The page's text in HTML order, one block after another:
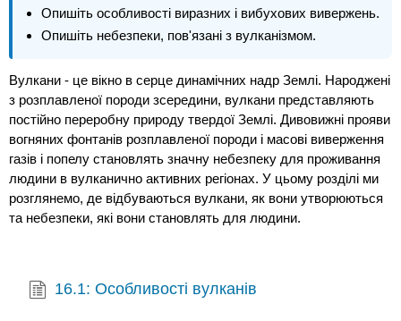
Опишіть особливості виразних і вибухових вивержень.
Опишіть небезпеки, пов'язані з вулканізмом.
Вулкани - це вікно в серце динамічних надр Землі. Народжені
з розплавленої породи зсередини, вулкани представляють
постійно переробну природу твердої Землі. Дивовижні прояви
вогняних фонтанів розплавленої породи і масові виверження
газів і попелу становлять значну небезпеку для проживання
людини в вулканично активних регіонах. У цьому розділі ми
розглянемо, де відбуваються вулкани, як вони утворюються
та небезпеки, які вони становлять для людини.
16.1: Особливості вулканів